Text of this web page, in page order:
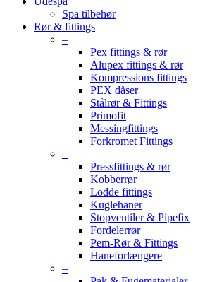
Spa tilbehør
Rør & fittings
–
Pex fittings & rør
Alupex fittings & rør
Kompressions fittings
PEX dåser
Stålrør & Fittings
Primofit
Messingfittings
Forkromet Fittings
–
Pressfittings & rør
Kobberrør
Lodde fittings
Kuglehaner
Stopventiler & Pipefix
Fordelerrør
Pem-Rør & Fittings
Haneforlængere
–